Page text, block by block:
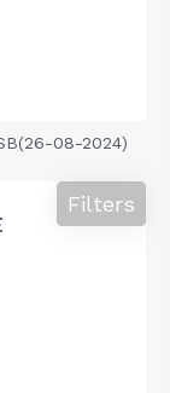
08-2024)
Filters